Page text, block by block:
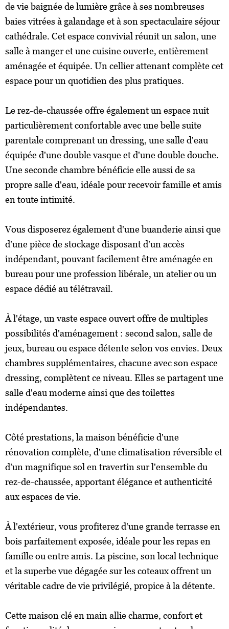
de vie baignée de lumière grâce à ses nombreuses
baies vitrées à galandage et à son spectaculaire séjour
cathédrale. Cet espace convivial réunit un salon, une
salle à manger et une cuisine ouverte, entièrement
aménagée et équipée. Un cellier attenant complète cet
espace pour un quotidien des plus pratiques.
Le rez-de-chaussée offre également un espace nuit
particulièrement confortable avec une belle suite
parentale comprenant un dressing, une salle d'eau
équipée d'une double vasque et d'une double douche.
Une seconde chambre bénéficie elle aussi de sa
propre salle d'eau, idéale pour recevoir famille et amis
en toute intimité.
Vous disposerez également d'une buanderie ainsi que
d'une pièce de stockage disposant d'un accès
indépendant, pouvant facilement être aménagée en
bureau pour une profession libérale, un atelier ou un
espace dédié au télétravail.
À l'étage, un vaste espace ouvert offre de multiples
possibilités d'aménagement : second salon, salle de
jeux, bureau ou espace détente selon vos envies. Deux
chambres supplémentaires, chacune avec son espace
dressing, complètent ce niveau. Elles se partagent une
salle d'eau moderne ainsi que des toilettes
indépendantes.
Côté prestations, la maison bénéficie d'une
rénovation complète, d'une climatisation réversible et
d'un magnifique sol en travertin sur l'ensemble du
rez-de-chaussée, apportant élégance et authenticité
aux espaces de vie.
À l'extérieur, vous profiterez d'une grande terrasse en
bois parfaitement exposée, idéale pour les repas en
famille ou entre amis. La piscine, son local technique
et la superbe vue dégagée sur les coteaux offrent un
véritable cadre de vie privilégié, propice à la détente.
Cette maison clé en main allie charme, confort et